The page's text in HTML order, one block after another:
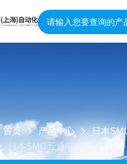
首页 产品中心
日本
日本SMC五通电磁阀